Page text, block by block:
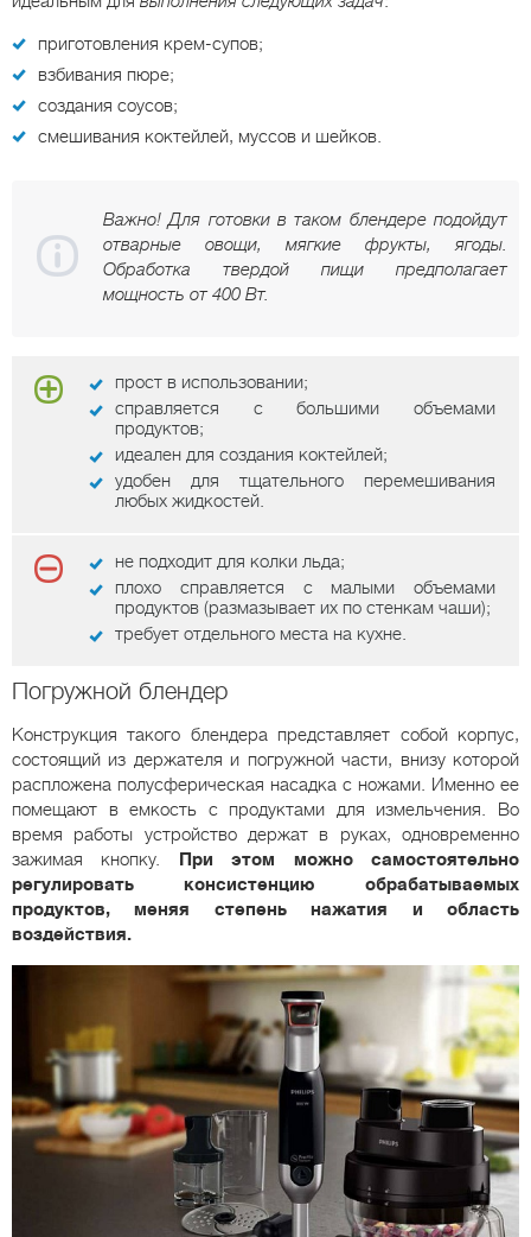
приготовления крем-супов;
взбивания пюре;
создания соусов;
смешивания коктейлей, муссов и шейков.
Важно! Для готовки в таком блендере подойдут
отварные овощи, мягкие фрукты, ягоды.
Обработка твердой пищи предполагает
мощность от 400 Вт.
прост в использовании;
справляется с большими объемами
продуктов;
идеален для создания коктейлей;
удобен для тщательного перемешивания
любых жидкостей.
не подходит для колки льда;
плохо справляется с малыми объемами
продуктов (размазывает их по стенкам чаши);
требует отдельного места на кухне.
Погружной блендер
Конструкция такого блендера представляет собой корпус,
состоящий из держателя и погружной части, внизу которой
распложена полусферическая насадка с ножами. Именно ее
помещают в емкость с продуктами для измельчения. Во
время работы устройство держат в руках, одновременно
зажимая кнопку. При этом можно самостоятельно
регулировать консистенцию обрабатываемых
продуктов, меняя степень нажатия и область
воздействия.